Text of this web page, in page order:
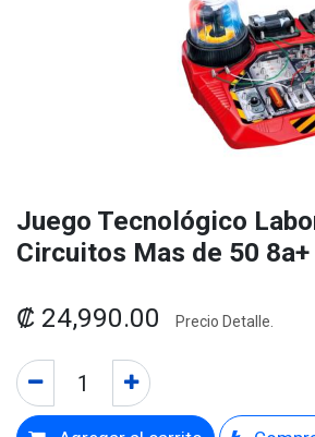
Juego Tecnológico
Circuitos Mas de 50 8a+
₡ 24,990.00 Precio Detalle.